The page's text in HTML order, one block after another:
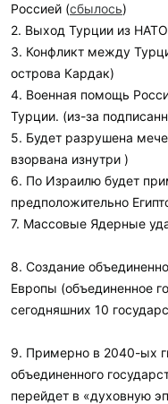
Россией (сбылось)
2. Выход Турции из
3. Конфликт между
острова Кардак)
4. Военная помощь
Турции. (из-за
5. Будет разрушена
взорвана изнутри )
6. По Израилю будет
предположительно
7. Массовые Ядерные
8. Создание
Европы (объединенное
сегодняшних 10
9. Примерно в 2040-ых
объединенного
перейдет в «духовную